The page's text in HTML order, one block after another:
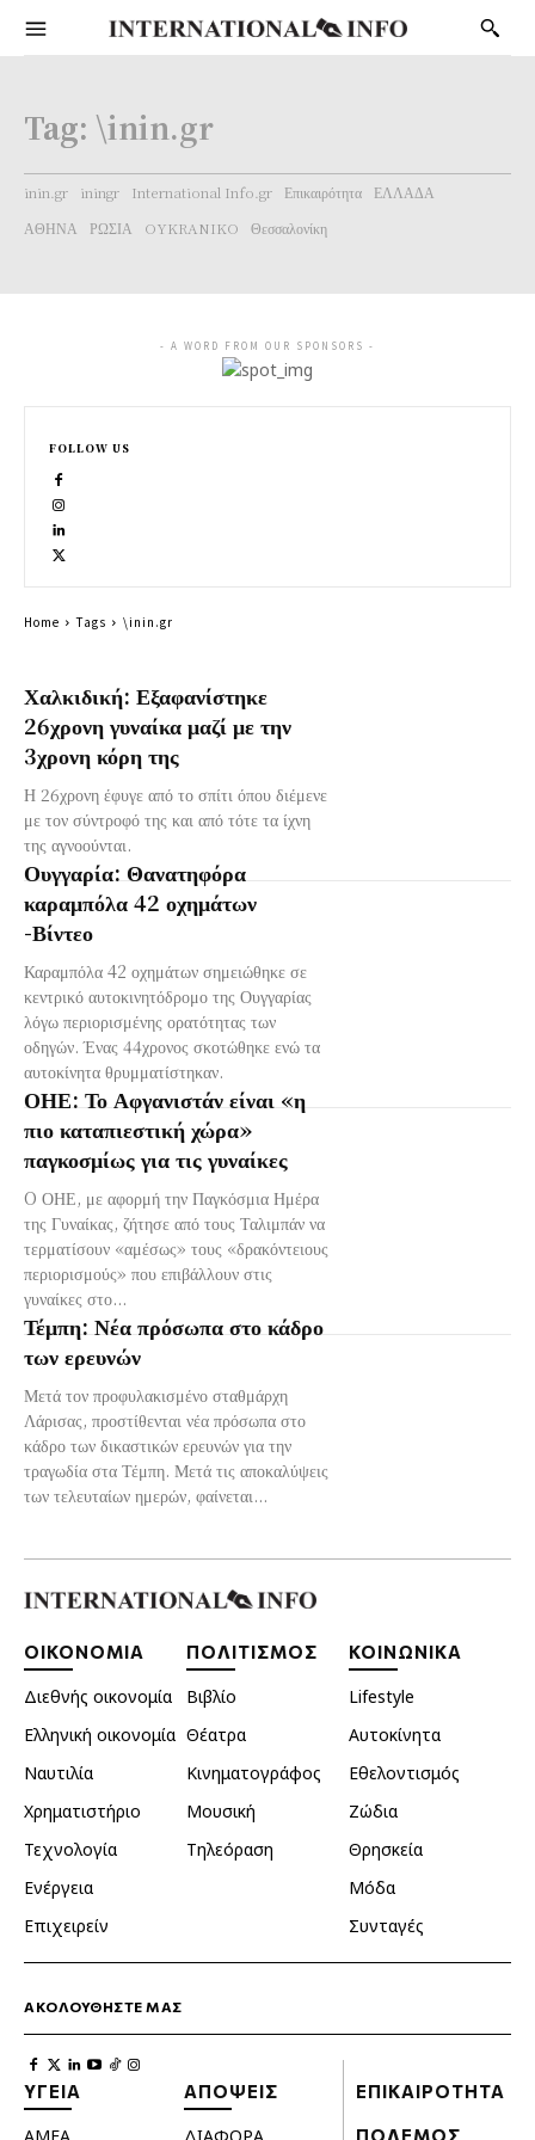
Tag: \inin.gr
inin.gr iningr International Info.gr Επικαιρότητα
ΕΛΛΑΔΑ
ΑΘΗΝΑ
ΡΩΣΙΑ OYKRANIKO Θεσσαλονίκη
Χαλκιδική: Εξαφανίστηκε
26χρονη γυναίκα μαζί με την
3χρονη κόρη της
Η 26χρονη έφυγε από το σπίτι όπου διέμενε
με τον σύντροφό της και από τότε τα ίχνη
της αγνοούνται.
Ουγγαρία: Θανατηφόρα
καραμπόλα 42 οχημάτων
-Βίντεο
Καραμπόλα 42 οχημάτων σημειώθηκε σε
κεντρικό αυτοκινητόδρομο της Ουγγαρίας
λόγω περιορισμένης ορατότητας των
οδηγών. Ένας 44χρονος σκοτώθηκε ενώ τα
αυτοκίνητα θρυμματίστηκαν.
ΟΗΕ: Το Αφγανιστάν είναι «η
πιο καταπιεστική χώρα»
παγκοσμίως για τις γυναίκες
O ΟΗΕ, με αφορμή την Παγκόσμια Ημέρα
της Γυναίκας, ζήτησε από τους Ταλιμπάν να
τερματίσουν «αμέσως» τους «δρακόντειους
περιορισμούς» που επιβάλλουν στις
γυναίκες στο...
Τέμπη: Νέα πρόσωπα στο κάδρο
των ερευνών
Μετά τον προφυλακισμένο σταθμάρχη
Λάρισας, προστίθενται νέα πρόσωπα στο
κάδρο των δικαστικών ερευνών για την
τραγωδία στα Τέμπη. Μετά τις αποκαλύψεις
των τελευταίων ημερών, φαίνεται...
- A WORD FROM OUR SPONSORS -
FOLLOW US
Home Tags \inin.gr
ΟΙΚΟΝΟΜΙΑ
Διεθνής οικονομία
Ελληνική οικονομία
Ναυτιλία
Χρηματιστήριο
Τεχνολογία
Ενέργεια
Επιχειρείν
ΠΟΛΙΤΙΣΜΟΣ
Βιβλίο
Θέατρα
Κινηματογράφος
Μουσική
Τηλεόραση
ΚΟΙΝΩΝΙΚΑ
Lifestyle
Αυτοκίνητα
Εθελοντισμός
Ζώδια
Θρησκεία
Μόδα
Συνταγές
ΑΚΟΛΟΥΘΗΣΤΕ ΜΑΣ
ΥΓΕΙΑ ΑΠΟΨΕΙΣ ΕΠΙΚΑΙΡΟΤΗΤΑ
ΠΟΛΕΜΟΣ